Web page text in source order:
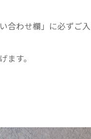
合わせ欄」に必ずご
ます。